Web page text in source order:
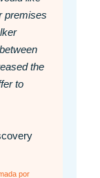
premises
the
to
por